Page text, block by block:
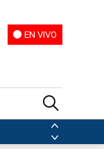
EN VIVO